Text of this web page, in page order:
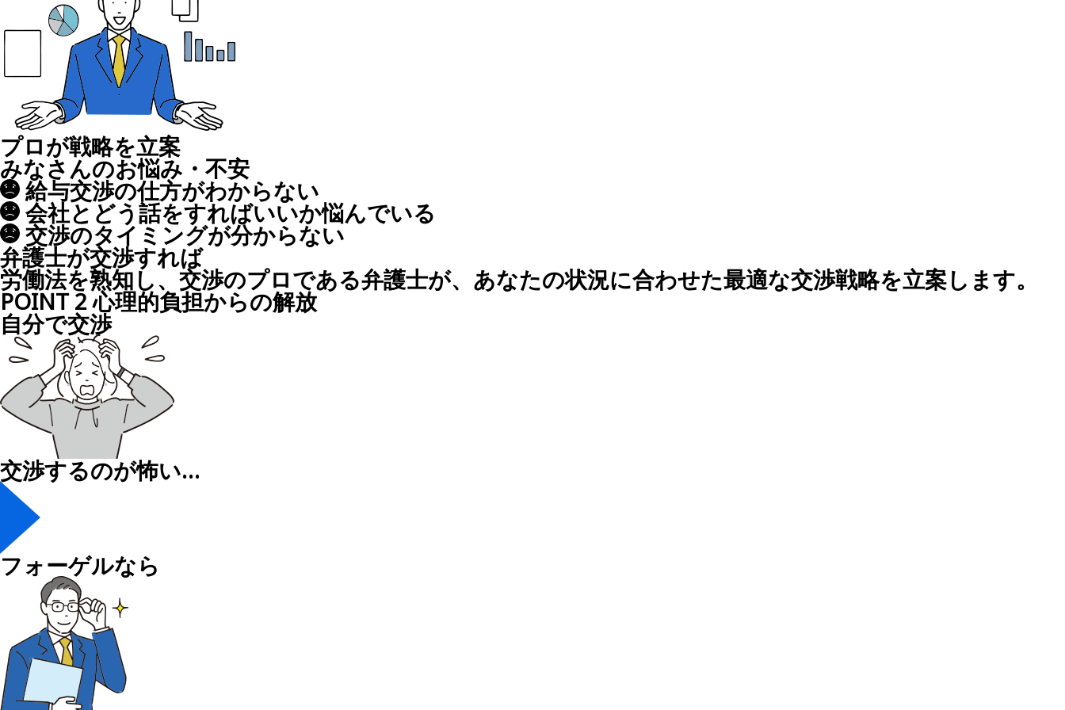
プロが戦略を立案
みなさんのお悩み・不安
給与交渉の仕方がわからない
会社とどう話をすればいいか悩んでいる
交渉のタイミングが分からない
弁護士が交渉すれば
労働法を熟知し、交渉のプロである弁護士が、 あなたの状況に合わせた最適な交渉戦略を立案します。
POINT2心理的負担からの解放
自分で交渉
交渉するのが怖い…
フォーゲルなら